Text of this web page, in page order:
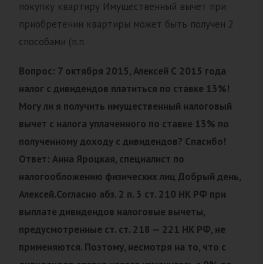
покупку квартиру Имущественный вычет при
приобретении квартиры может быть получен 2
способами (п.п.
Вопрос: 7 октября 2015, Алексей С 2015 года
налог с дивидендов платиться по ставке 13%!
Могу ли я получить имущественный налоговый
вычет с налога уплаченного по ставке 13% по
полученному доходу с дивидендов? Спасибо!
Ответ: Анна Яроцкая, специалист по
налогообложению физических лиц Добрый день,
Алексей.Согласно абз. 2 п. 3 ст. 210 НК РФ при
выплате дивидендов налоговые вычеты,
предусмотренные ст. ст. 218 — 221 НК РФ, не
применяются. Поэтому, несмотря на то, что с